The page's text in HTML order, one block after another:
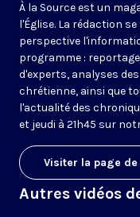
À la Source est un
l'Église. La rédaction
perspective
programme :
d'experts, analyses
chrétienne, ainsi que
l'actualité des
et jeudi à 21h45 sur
Visiter la page
Autres vidéos